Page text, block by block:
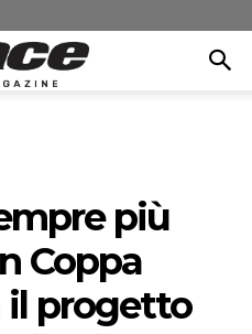
più
Coppa
il progetto